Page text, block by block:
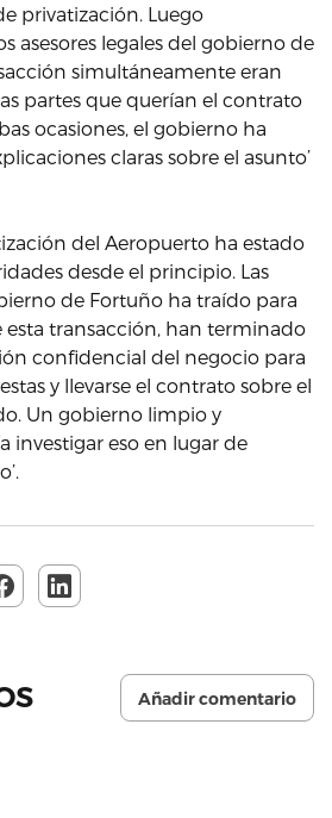
privatización. Luego
asesores legales del gobierno de
simultáneamente eran
partes que querían el contrato
ocasiones, el gobierno ha
claras sobre el asunto’
del Aeropuerto ha estado
desde el principio. Las
de Fortuño ha traído para
esta transacción, han terminado
confidencial del negocio para
y llevarse el contrato sobre el
Un gobierno limpio y
investigar eso en lugar de
Añadir comentario